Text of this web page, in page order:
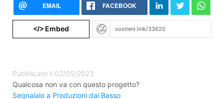
EMAIL FACEBOOK
</>Embed
Pubblicato il 02/05/2023
Qualcosa non va con questo progetto?
Segnalalo a Produzioni dal Basso